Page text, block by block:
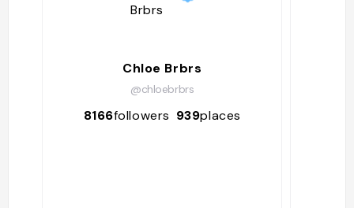
Chloe Brbrs
@chloebrbrs
8166followers 939places